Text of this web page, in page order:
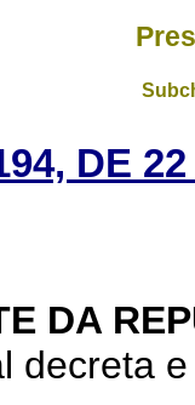
DE
DA
decreta